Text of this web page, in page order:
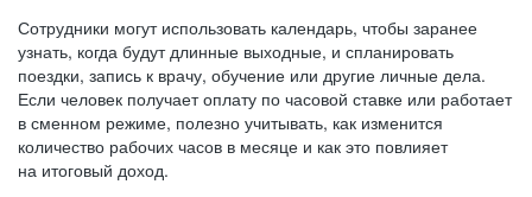
Сотрудники могут использовать календарь, чтобы заранее
узнать, когда будут длинные выходные, и спланировать
поездки, запись к врачу, обучение или другие личные дела.
Если человек получает оплату по часовой ставке или работает
в сменном режиме, полезно учитывать, как изменится
количество рабочих часов в месяце и как это повлияет
на итоговый доход.